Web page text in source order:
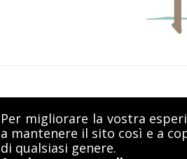
Per migliorare la vostra
a mantenere il sito così e a
di qualsiasi genere.